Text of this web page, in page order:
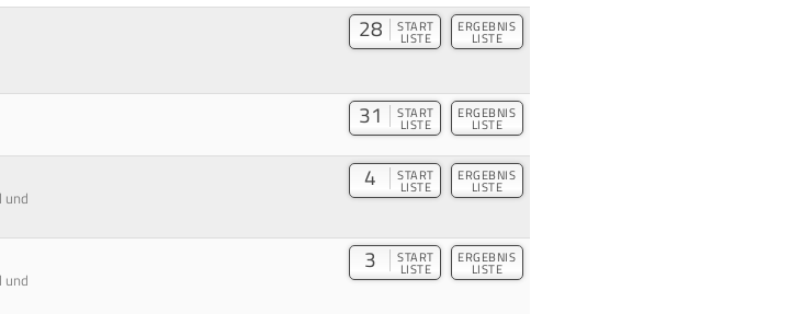
28 START
LISTE
ERGEBNIS
LISTE
31 START
LISTE
ERGEBNIS
LISTE
und
4 START
LISTE
ERGEBNIS
LISTE
und
3 START
LISTE
ERGEBNIS
LISTE